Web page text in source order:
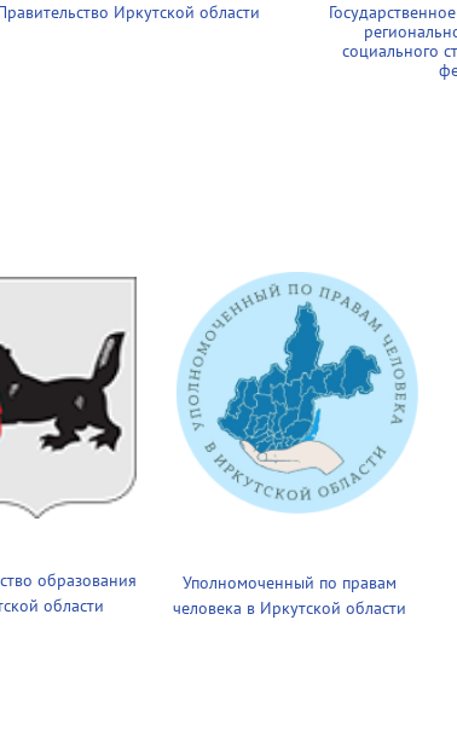
Иркутской области
социального
образования
области
Уполномоченный по правам
человека в Иркутской области